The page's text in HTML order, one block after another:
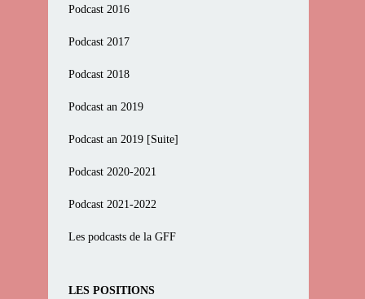
Podcast 2016
Podcast 2017
Podcast 2018
Podcast an 2019
Podcast an 2019 [Suite]
Podcast 2020-2021
Podcast 2021-2022
Les podcasts de la GFF
LES POSITIONS